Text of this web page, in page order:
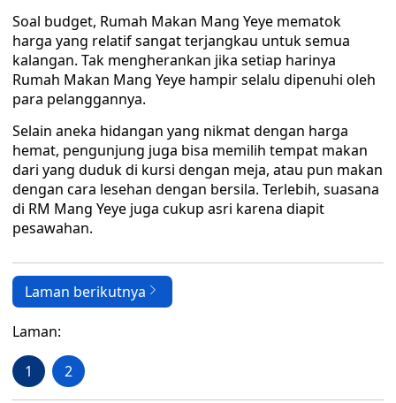
Soal budget, Rumah Makan Mang Yeye mematok
harga yang relatif sangat terjangkau untuk semua
kalangan. Tak mengherankan jika setiap harinya
Rumah Makan Mang Yeye hampir selalu dipenuhi oleh
para pelanggannya.
Selain aneka hidangan yang nikmat dengan harga
hemat, pengunjung juga bisa memilih tempat makan
dari yang duduk di kursi dengan meja, atau pun makan
dengan cara lesehan dengan bersila. Terlebih, suasana
di RM Mang Yeye juga cukup asri karena diapit
pesawahan.
Laman berikutnya
Laman:
1 2